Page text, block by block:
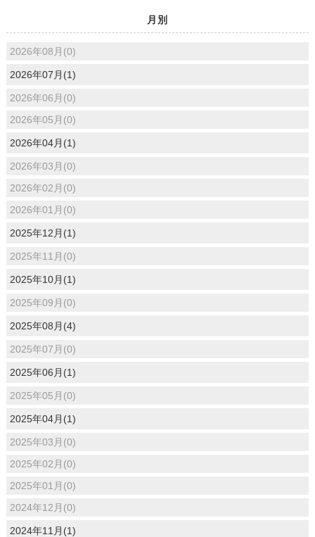
月別
2026年08月(0)
2026年07月(1)
2026年06月(0)
2026年05月(0)
2026年04月(1)
2026年03月(0)
2026年02月(0)
2026年01月(0)
2025年12月(1)
2025年11月(0)
2025年10月(1)
2025年09月(0)
2025年08月(4)
2025年07月(0)
2025年06月(1)
2025年05月(0)
2025年04月(1)
2025年03月(0)
2025年02月(0)
2025年01月(0)
2024年12月(0)
2024年11月(1)